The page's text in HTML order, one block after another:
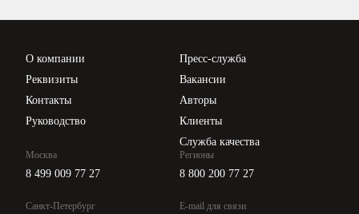
О компании
Реквизиты
Контакты
Руководство
Пресс-служба
Вакансии
Авторы
Клиенты
Служба качества
Москва
8 499 009 77 27
Санкт-Петербург
Регионы
8 800 200 77 27
E-mail для связи